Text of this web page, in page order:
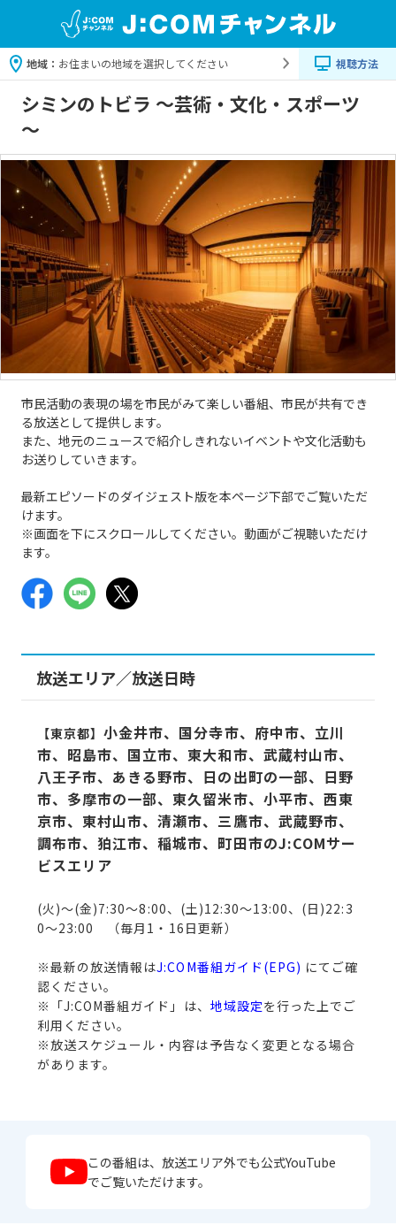
地域： お住まいの地域を選択してください 視聴方法
シミンのトビラ ～芸術・文化・スポーツ
～
市民活動の表現の場を市民がみて楽しい番組、市民が共有でき
る放送として提供します。
また、地元のニュースで紹介しきれないイベントや文化活動も
お送りしていきます。
最新エピソードのダイジェスト版を本ページ下部でご覧いただ
けます。
※画面を下にスクロールしてください。動画がご視聴いただけ
ます。
放送エリア／放送日時
【東京都】小金井市、国分寺市、府中市、 立川
市、昭島市、国立市、東大和市、武蔵村山市、
八王子市、あきる野市、日の出町の一部、日野
市、 多摩市の一部、東久留米市、小平市、西東
京市、東村山市、清瀬市、三鷹市、武蔵野市、
調布市、狛江市、稲城市、町田市のJ:COMサー
ビスエリア
(火)～(金)7:30～8:00、(土)12:30～13:00、(日)22:3
0～23:00 （毎月1・16日更新）
※最新の放送情報はJ:COM番組ガイド(EPG) にてご確
認ください。
※「J:COM番組ガイド」は、 地域設定を行った上でご
利用ください。
※放送スケジュール・内容は予告なく変更となる場合
があります。
この番組は、放送エリア外でも公式YouTube
でご覧いただけます。